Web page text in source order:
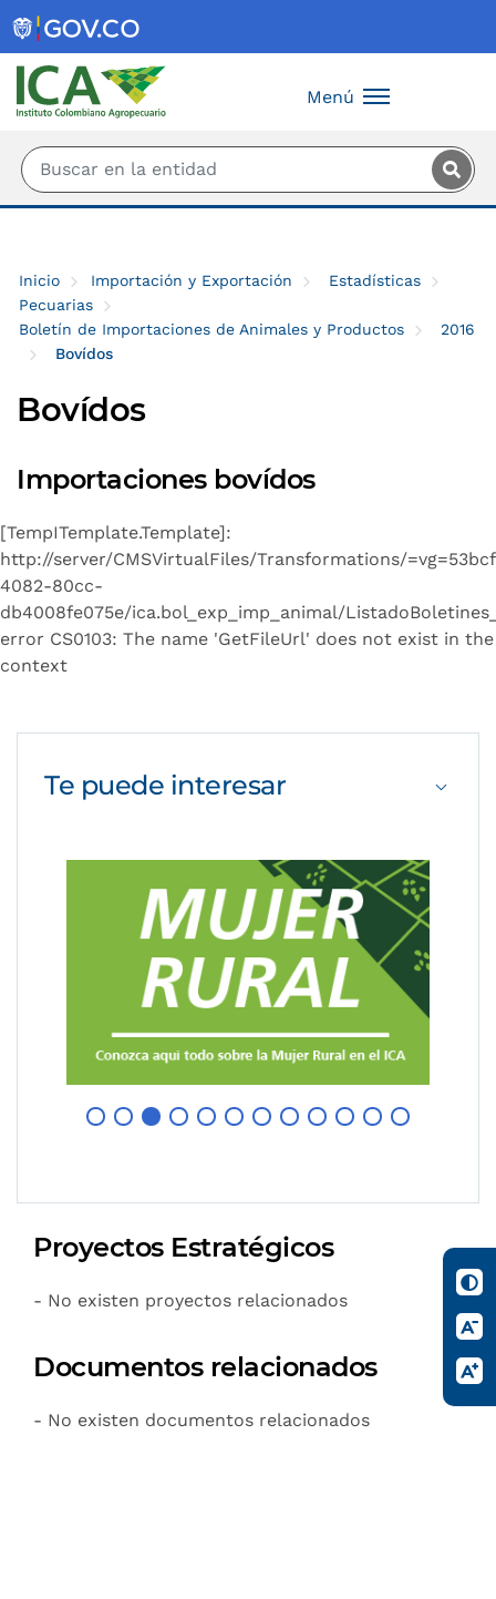
Menú
Inicio Importación y Exportación
Estadísticas
Pecuarias
Boletín de Importaciones de Animales y Productos
2016
Bovídos
Bovídos
Importaciones bovídos
[TempITemplate.Template]:
http://server/CMSVirtualFiles/Transformations/
4082-80cc-
db4008fe075e/ica.bol_exp_imp_animal/
error CS0103: The name 'GetFileUrl' does not exist in
context
Te puede interesar
Proyectos Estratégicos
- No existen proyectos relacionados
Documentos relacionados
- No existen documentos relacionados